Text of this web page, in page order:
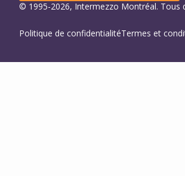
© 1995-2026, Intermezzo Montréal. Tous
Politique de confidentialitéTermes et